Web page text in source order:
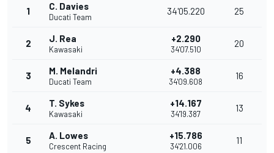
1 C. Davies
Ducati Team
34'05.220 25
2 J. Rea
Kawasaki
+2.290
34'07.510
20
3 M. Melandri
Ducati Team
+4.388
34'09.608
16
4 T. Sykes
Kawasaki
+14.167
34'19.387
13
5 A. Lowes
Crescent Racing
+15.786
34'21.006
11